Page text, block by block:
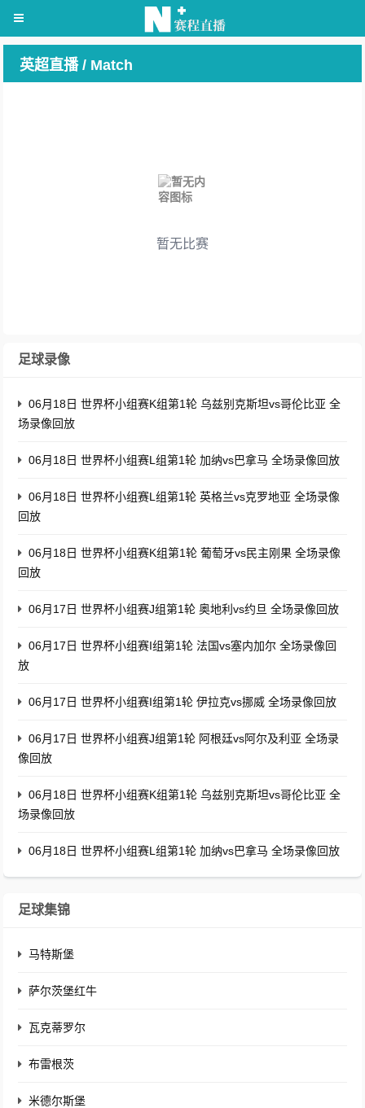
英超直播 / Match
暂无比赛
足球录像
06月18日 世界杯小组赛K组第1轮 乌兹别克斯坦vs哥伦比亚 全
场录像回放
06月18日 世界杯小组赛L组第1轮 加纳vs巴拿马 全场录像回放
06月18日 世界杯小组赛L组第1轮 英格兰vs克罗地亚 全场录像
回放
06月18日 世界杯小组赛K组第1轮 葡萄牙vs民主刚果 全场录像
回放
06月17日 世界杯小组赛J组第1轮 奥地利vs约旦 全场录像回放
06月17日 世界杯小组赛I组第1轮 法国vs塞内加尔 全场录像回
放
06月17日 世界杯小组赛I组第1轮 伊拉克vs挪威 全场录像回放
06月17日 世界杯小组赛J组第1轮 阿根廷vs阿尔及利亚 全场录
像回放
06月18日 世界杯小组赛K组第1轮 乌兹别克斯坦vs哥伦比亚 全
场录像回放
06月18日 世界杯小组赛L组第1轮 加纳vs巴拿马 全场录像回放
足球集锦
马特斯堡
萨尔茨堡红牛
瓦克蒂罗尔
布雷根茨
米德尔斯堡